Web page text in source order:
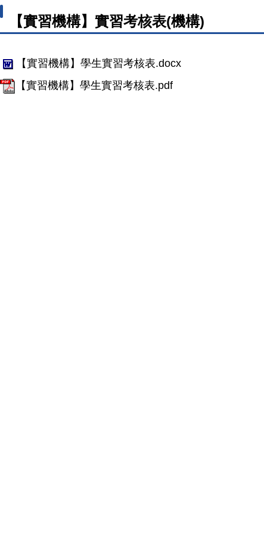
【實習機構】實習考核表(機構)
【實習機構】學生實習考核表.docx
【實習機構】學生實習考核表.pdf